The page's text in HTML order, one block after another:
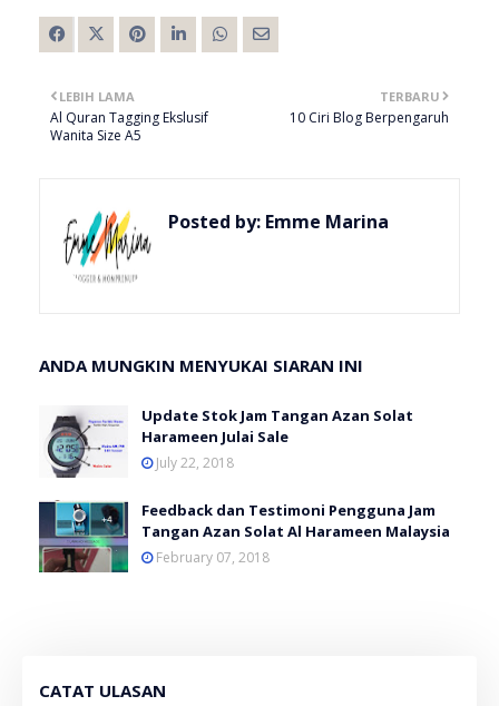
TERBARU
10 Ciri Blog Berpengaruh
LEBIH LAMA
Al Quran Tagging Ekslusif
Wanita Size A5
Posted by: Emme Marina
ANDA MUNGKIN MENYUKAI SIARAN INI
Update Stok Jam Tangan Azan Solat
Harameen Julai Sale
July 22, 2018
Feedback dan Testimoni Pengguna Jam
Tangan Azan Solat Al Harameen Malaysia
February 07, 2018
CATAT ULASAN